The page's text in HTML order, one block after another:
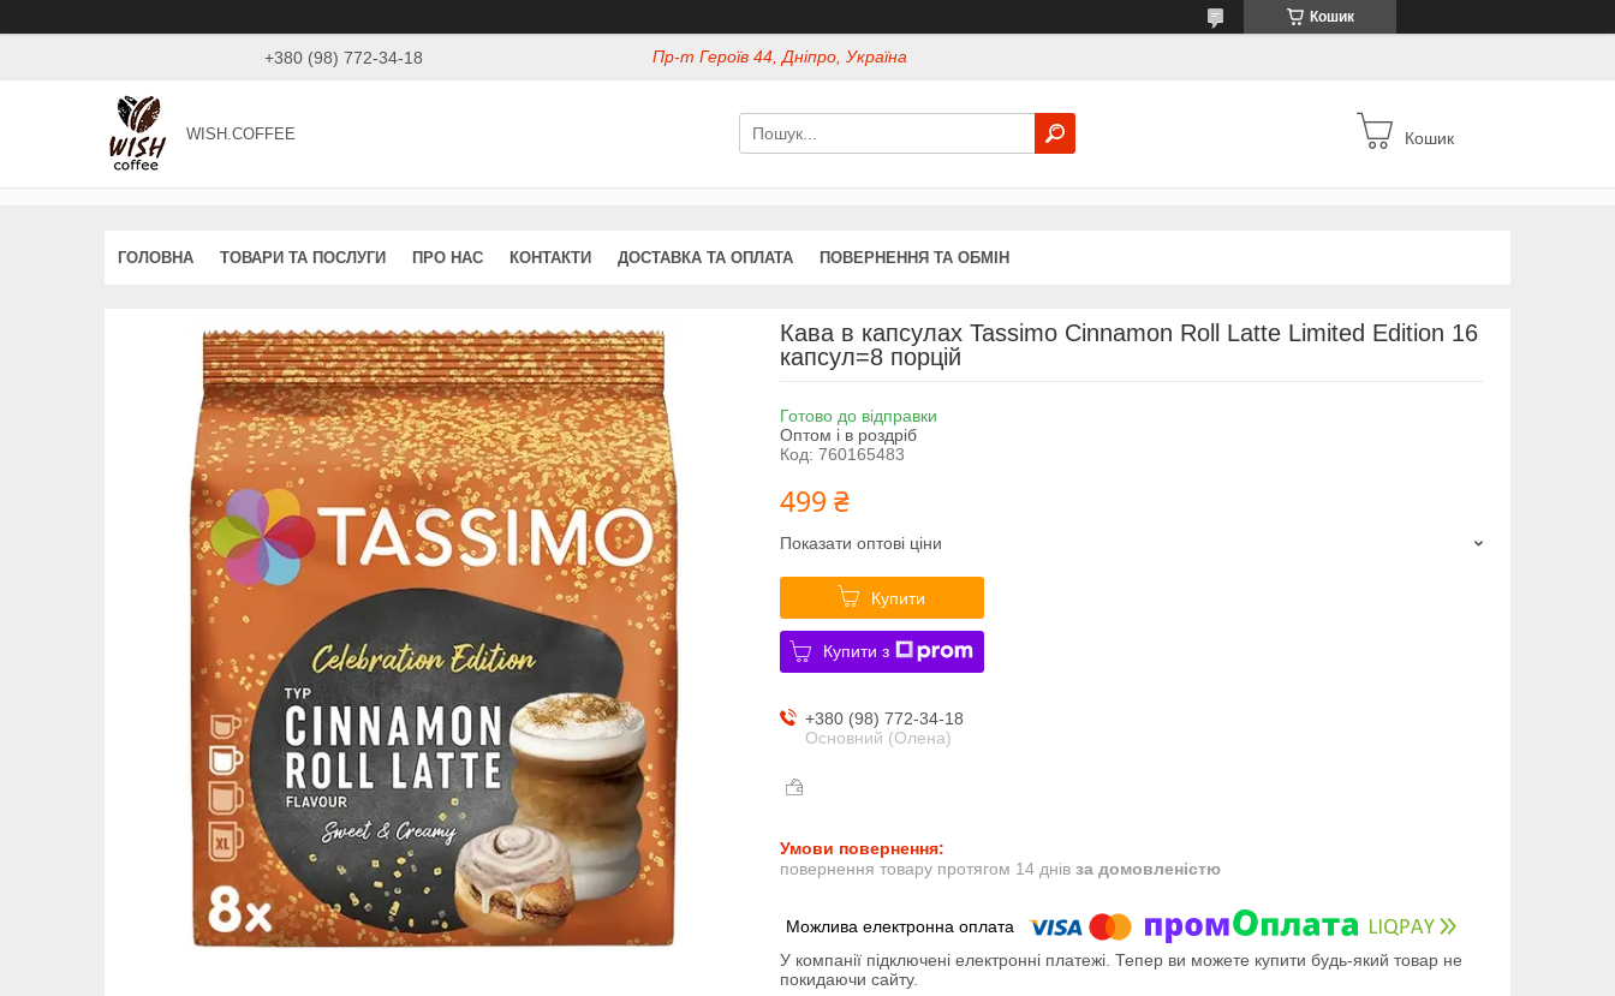
Кошик
+380 (98) 772-34-18 Пр-т Героїв 44, Дніпро, Україна
WISH.COFFEE Кошик
ГОЛОВНА ТОВАРИ ТА ПОСЛУГИ ПРО НАС КОНТАКТИ ДОСТАВКА ТА ОПЛАТА ПОВЕРНЕННЯ ТА ОБМІН
Кава в капсулах Tassimo Cinnamon Roll Latte Limited Edition 16
капсул=8 порцій
Готово до відправки
Оптом і в роздріб
Код: 760165483
499 ₴
Показати оптові ціни
Купити
Купити з
+380 (98) 772-34-18
Основний (Олена)
повернення товару протягом 14 днів за домовленістю
У компанії підключені електронні платежі. Тепер ви можете купити будь-який товар не
покидаючи сайту.